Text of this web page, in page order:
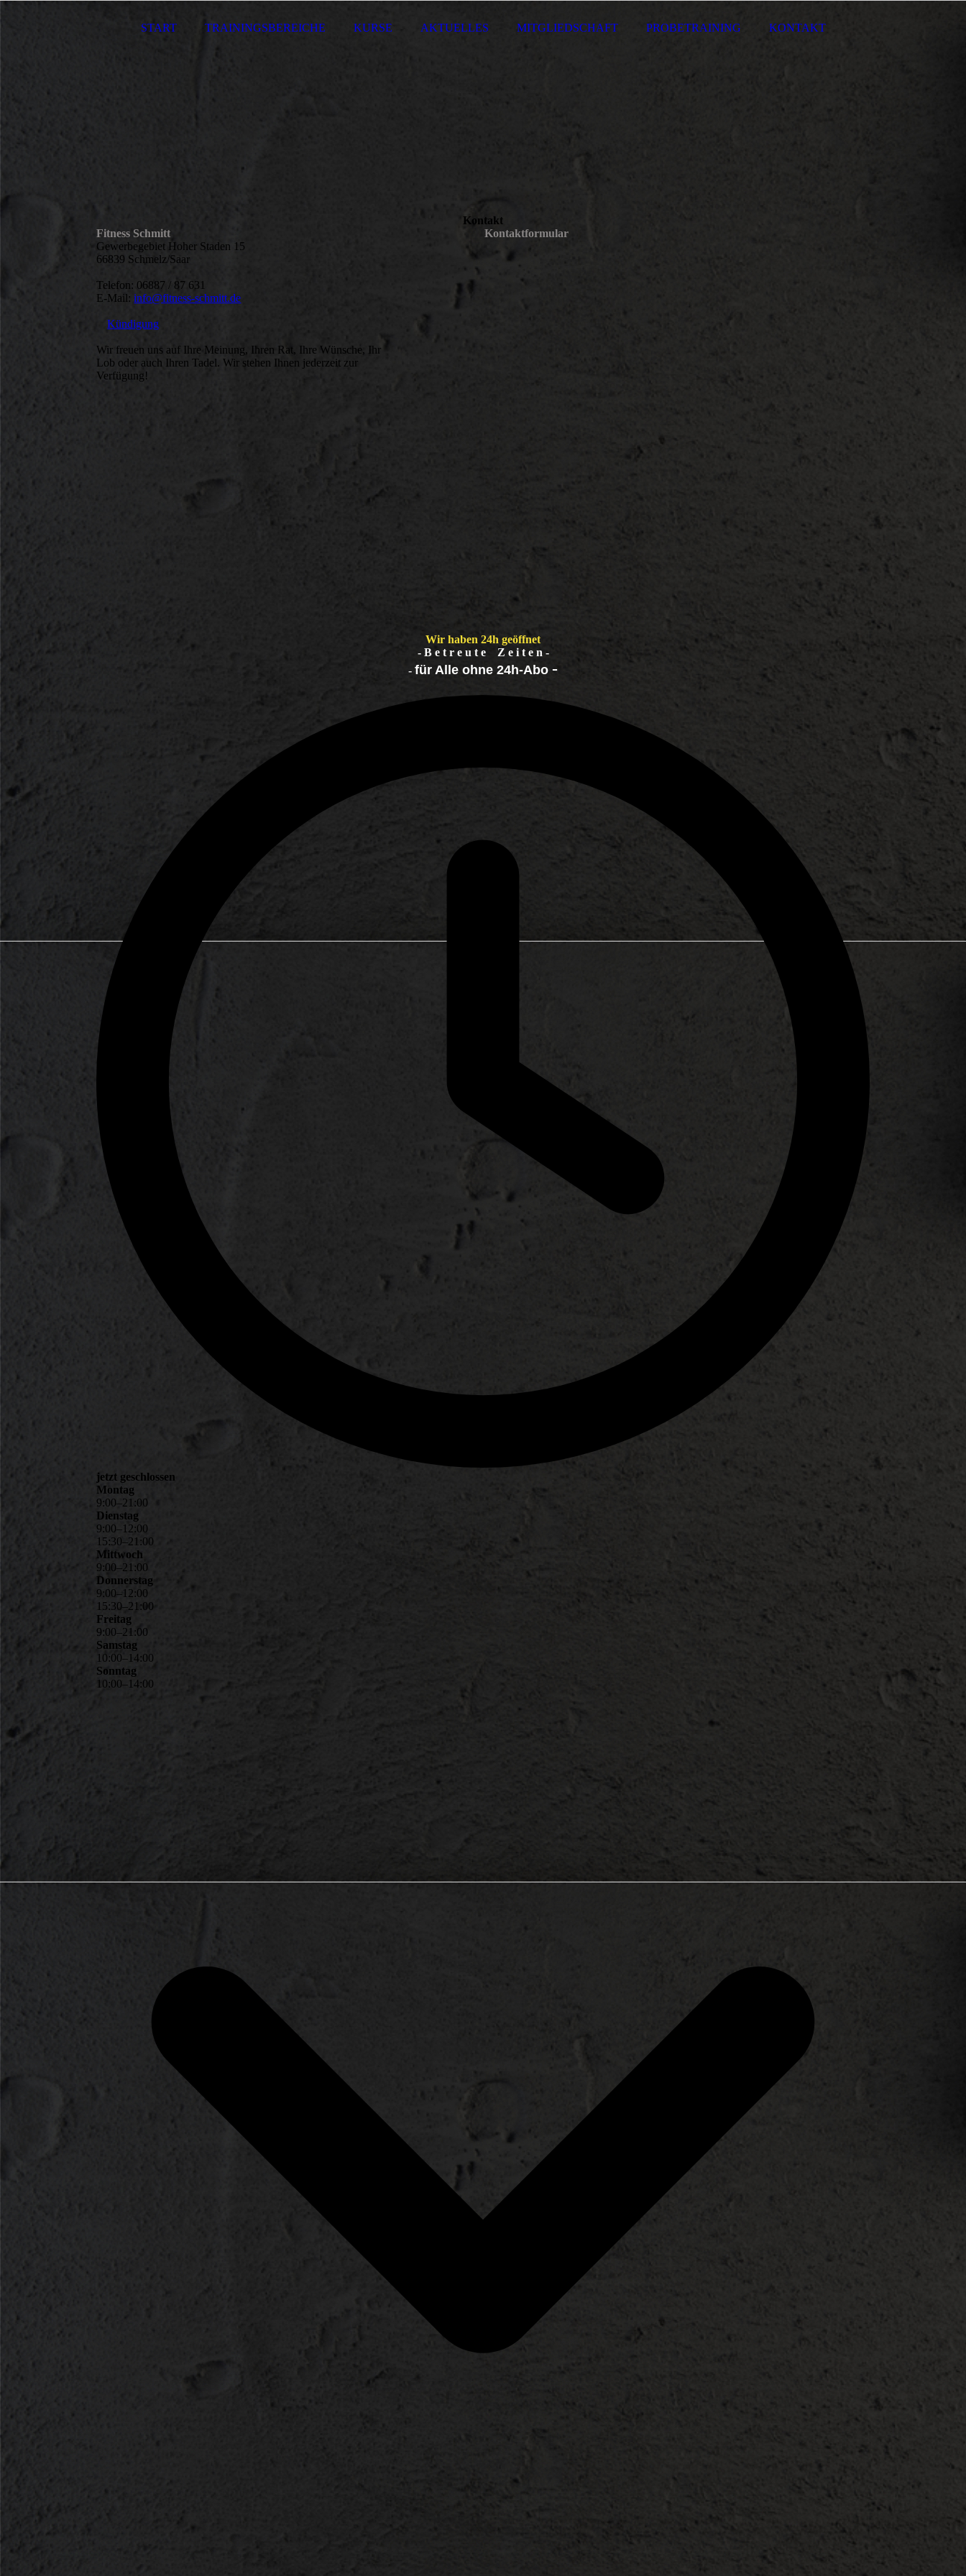
START TRAININGSBEREICHE KURSE AKTUELLES MITGLIEDSCHAFT PROBETRAINING KONTAKT
Kontakt
Fitness Schmitt
Gewerbegebiet Hoher Staden 15
66839 Schmelz/Saar
Telefon: 06887 / 87 631
E-Mail:info@fitness-schmitt.de
Kündigung
Wir freuen uns auf Ihre Meinung, Ihren Rat, Ihre Wünsche, Ihr
Lob oder auch Ihren Tadel. Wir stehen Ihnen jederzeit zur
Verfügung!
Kontaktformular
Wir haben 24h geöffnet
- B e t r e u t e Z e i t e n -
- für Alle ohne 24h-Abo -
jetzt geschlossen
Montag
9:00–21 :00
Dienstag
9:00– 12:00
15:30–21 :00
Mittwoch
9:00–21 :00
Donnerstag
9:00– 12:00
15:30–21 :00
Freitag
9:00–21 : 00
Samstag
10:00– 14:00
Sonntag
10:00– 14:00